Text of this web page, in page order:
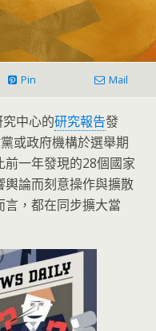
Pin Mail
中心的研究報告發
或政府機構於選舉期
一年發現的28個國家
論而刻意操作與擴散
言，都在同步擴大當